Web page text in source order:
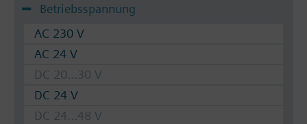
Betriebsspannung
AC 230 V
AC 24 V
DC 20...30 V
DC 24 V
DC 24...48 V